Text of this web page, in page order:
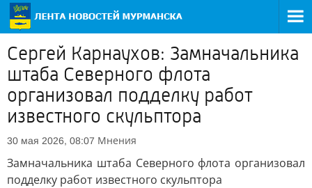
Сергей Карнаухов: Замначальника
штаба Северного флота
организовал подделку работ
известного скульптора
30 мая 2026, 08:07 Мнения
Замначальника штаба Северного флота организовал
подделку работ известного скульптора